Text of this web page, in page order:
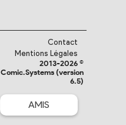
Contact
Mentions Légales
2013-2026 ©
Comic.Systems (version
6.5)
AMIS